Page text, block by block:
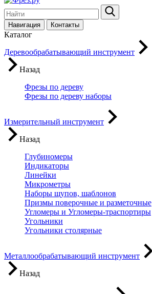
Навигация Контакты
Каталог
Деревообрабатывающий инструмент
Назад
Фрезы по дереву
Фрезы по дереву наборы
Измерительный инструмент
Назад
Глубиномеры
Индикаторы
Линейки
Микрометры
Наборы щупов, шаблонов
Призмы поверочные и разметочные
Угломеры и Угломеры-траспортиры
Угольники
Угольники столярные
Металлообрабатывающий инструмент
Назад